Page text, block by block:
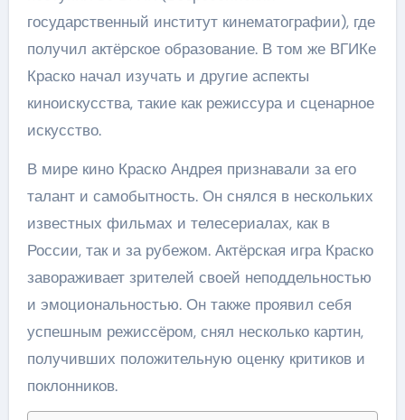
государственный институт кинематографии), где
получил актёрское образование. В том же ВГИКе
Краско начал изучать и другие аспекты
киноискусства, такие как режиссура и сценарное
искусство.
В мире кино Краско Андрея признавали за его
талант и самобытность. Он снялся в нескольких
известных фильмах и телесериалах, как в
России, так и за рубежом. Актёрская игра Краско
завораживает зрителей своей неподдельностью
и эмоциональностью. Он также проявил себя
успешным режиссёром, снял несколько картин,
получивших положительную оценку критиков и
поклонников.